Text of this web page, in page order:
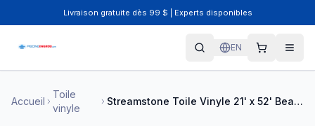
Livraison gratuite dès 99 $ | Experts disponibles
EN
Accueil
Toile
vinyle
Streamstone Toile Vinyle 21' x 52' Bead Bleue